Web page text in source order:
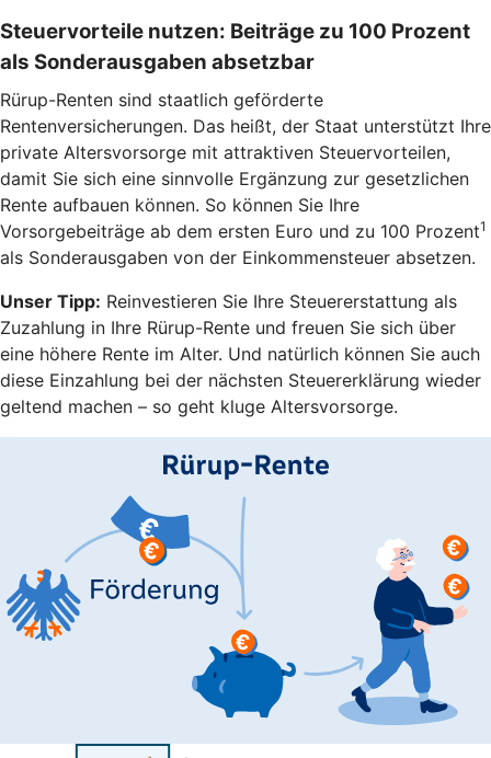
Steuervorteile nutzen: Beiträge zu 100 Prozent
als Sonderausgaben absetzbar
Rürup-Renten sind staatlich geförderte
Rentenversicherungen. Das heißt, der Staat unterstützt Ihre
private Altersvorsorge mit attraktiven Steuervorteilen,
damit Sie sich eine sinnvolle Ergänzung zur gesetzlichen
Rente aufbauen können. So können Sie Ihre
Vorsorgebeiträge ab dem ersten Euro und zu 100 Prozent1
als Sonderausgaben von der Einkommensteuer absetzen.
Unser Tipp: Reinvestieren Sie Ihre Steuererstattung als
Zuzahlung in Ihre Rürup-Rente und freuen Sie sich über
eine höhere Rente im Alter. Und natürlich können Sie auch
diese Einzahlung bei der nächsten Steuererklärung wieder
geltend machen – so geht kluge Altersvorsorge.